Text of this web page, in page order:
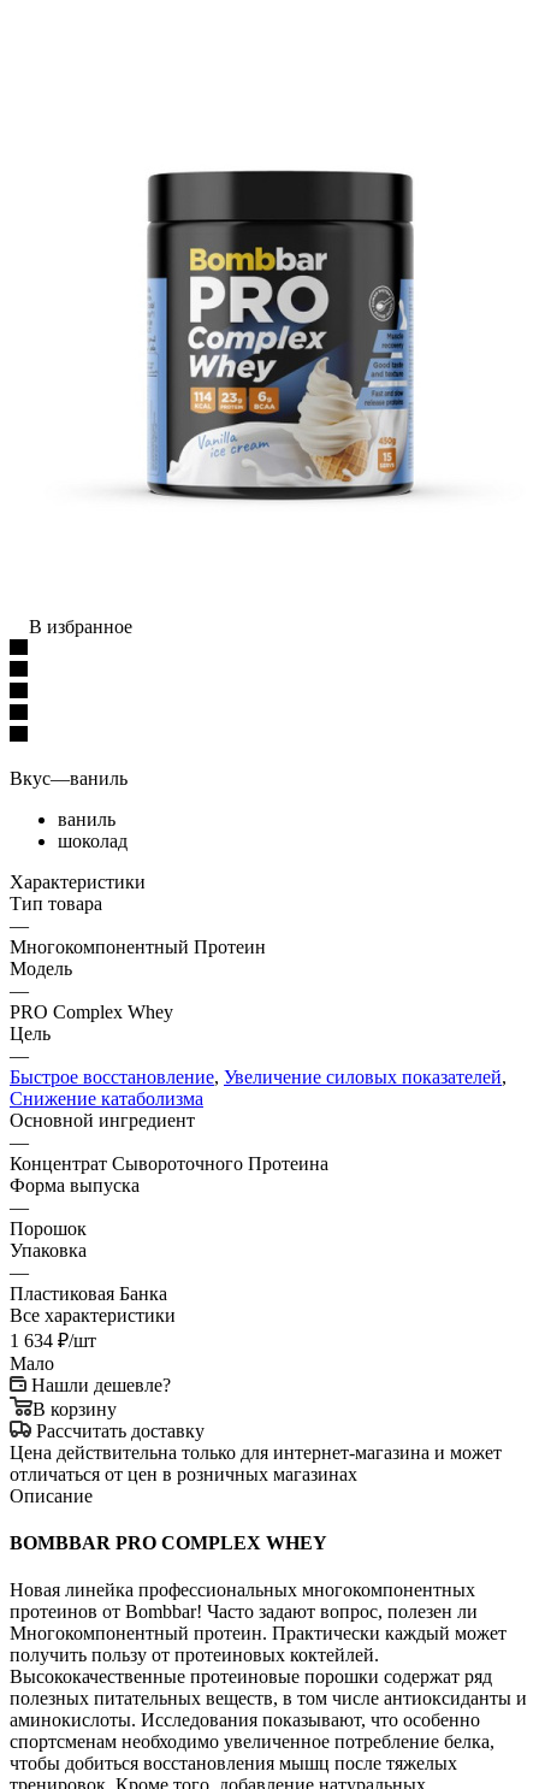
В избранное
Вкус—ваниль
ваниль
шоколад
Характеристики
Тип товара
—
Многокомпонентный Протеин
Модель
—
PRO Complex Whey
Цель
—
Быстрое восстановление, Увеличение силовых показателей,
Снижение катаболизма
Основной ингредиент
—
Концентрат Сывороточного Протеина
Форма выпуска
—
Порошок
Упаковка
—
Пластиковая Банка
Все характеристики
1 634 ₽/шт
Мало
Нашли дешевле?
В корзину
Рассчитать доставку
Цена действительна только для интернет-магазина и может
отличаться от цен в розничных магазинах
Описание
BOMBBAR PRO COMPLEX WHEY
Новая линейка профессиональных многокомпонентных
протеинов от Bombbar! Часто задают вопрос, полезен ли
Многокомпонентный протеин. Практически каждый может
получить пользу от протеиновых коктейлей.
Высококачественные протеиновые порошки содержат ряд
полезных питательных веществ, в том числе антиоксиданты и
аминокислоты. Исследования показывают, что особенно
спортсменам необходимо увеличенное потребление белка,
чтобы добиться восстановления мышц после тяжелых